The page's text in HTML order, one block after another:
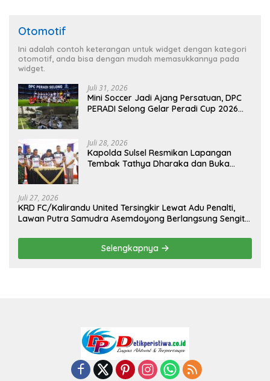
Otomotif
Ini adalah contoh keterangan untuk widget dengan kategori
otomotif, anda bisa dengan mudah memasukkannya pada
widget.
Juli 31, 2026
Mini Soccer Jadi Ajang Persatuan, DPC
PERADI Selong Gelar Peradi Cup 2026
Juli 28, 2026
Kapolda Sulsel Resmikan Lapangan
Tembak Tathya Dharaka dan Buka
Juli 27, 2026
KRD FC/Kalirandu United Tersingkir Lewat Adu Penalti,
Lawan Putra Samudra Asemdoyong Berlangsung Sengit
Selengkapnya